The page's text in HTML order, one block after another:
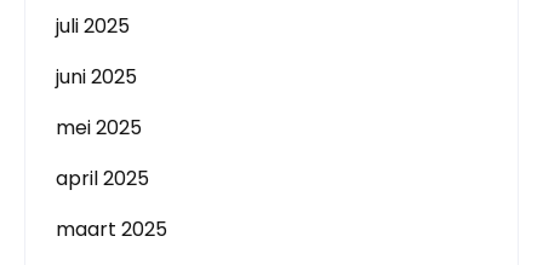
juli 2025
juni 2025
mei 2025
april 2025
maart 2025